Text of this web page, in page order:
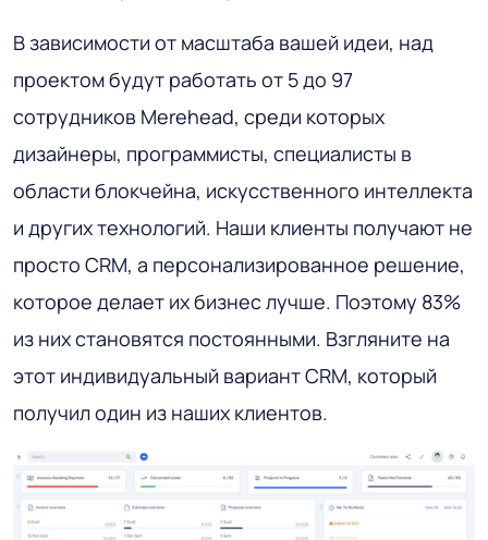
В зависимости от масштаба вашей идеи, над
проектом будут работать от 5 до 97
сотрудников Merehead, среди которых
дизайнеры, программисты, специалисты в
области блокчейна, искусственного интеллекта
и других технологий. Наши клиенты получают не
просто CRM, а персонализированное решение,
которое делает их бизнес лучше. Поэтому 83%
из них становятся постоянными. Взгляните на
этот индивидуальный вариант CRM, который
получил один из наших клиентов.